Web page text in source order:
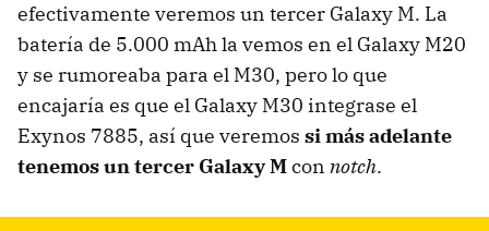
efectivamente veremos un tercer Galaxy M. La
batería de 5.000 mAh la vemos en el Galaxy M20
y se rumoreaba para el M30, pero lo que
encajaría es que el Galaxy M30 integrase el
Exynos 7885, así que veremos si más adelante
tenemos un tercer Galaxy Mcon notch.